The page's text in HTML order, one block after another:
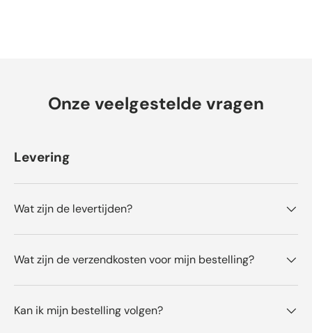
Onze veelgestelde vragen
Levering
Wat zijn de levertijden?
Wat zijn de verzendkosten voor mijn bestelling?
Kan ik mijn bestelling volgen?